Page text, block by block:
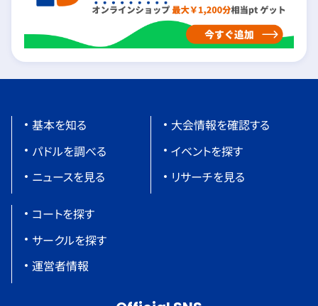
基本を知る
パドルを調べる
ニュースを見る
大会情報を確認する
イベントを探す
リサーチを見る
コートを探す
サークルを探す
運営者情報